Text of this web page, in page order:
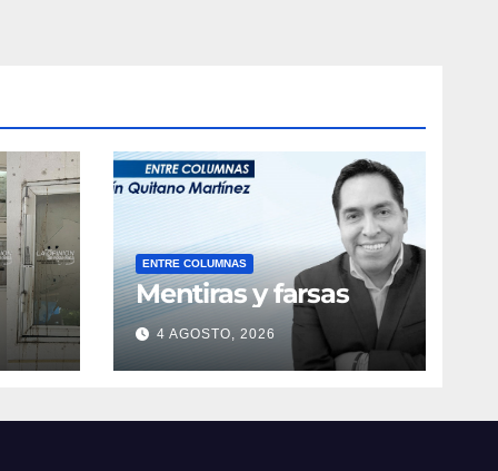
ENTRE COLUMNAS
Mentiras y farsas
4 AGOSTO, 2026